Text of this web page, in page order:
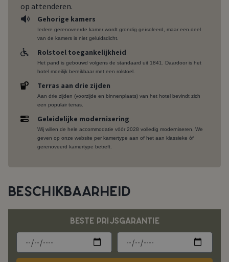
op attenderen.
Gehorige kamers
Iedere gerenoveerde kamer wordt grondig geïsoleerd, maar een deel
van de kamers is niet geluidsdicht.
Rolstoel toegankelijkheid
Het pand is gebouwd volgens de standaard uit 1841. Daardoor is het
hotel moeilijk bereikbaar met een rolstoel.
Terras aan drie zijden
Aan drie zijden (voorzijde en binnenplaats) van het hotel bevindt zich
een populair terras.
Geleidelijke modernisering
Wij willen de hele accommodatie vóór 2028 volledig moderniseren. We
geven op onze website per kamertype aan of het aan klassieke óf
gerenoveerd kamertype betreft.
BESCHIKBAARHEID
BESTE PRIJSGARANTIE